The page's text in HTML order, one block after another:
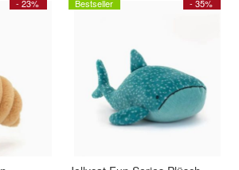
- 23% - 35%
Bestseller